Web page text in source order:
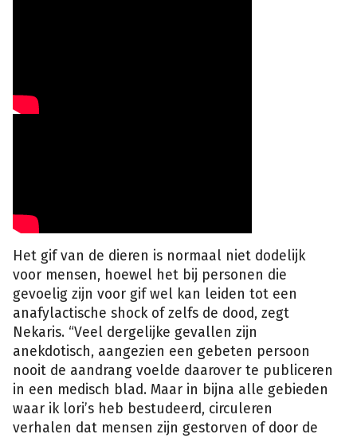
Het gif van de dieren is normaal niet dodelijk
voor mensen, hoewel het bij personen die
gevoelig zijn voor gif wel kan leiden tot een
anafylactische shock of zelfs de dood, zegt
Nekaris. “Veel dergelijke gevallen zijn
anekdotisch, aangezien een gebeten persoon
nooit de aandrang voelde daarover te publiceren
in een medisch blad. Maar in bijna alle gebieden
waar ik lori’s heb bestudeerd, circuleren
verhalen dat mensen zijn gestorven of door de